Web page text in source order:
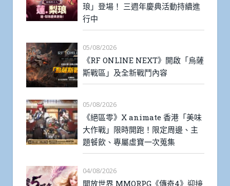
琅」登場！ 三週年慶典活動持續進
行中
05/08/2026
《RF ONLINE NEXT》開啟「烏薩
斯戰區」及全新戰鬥內容
05/08/2026
《絕區零》X animate 香港「美味
大作戰」限時開跑！限定周邊、主
題餐飲、專屬虛寶一次蒐集
04/08/2026
開放世界 MMORPG《傳奇4》迎接